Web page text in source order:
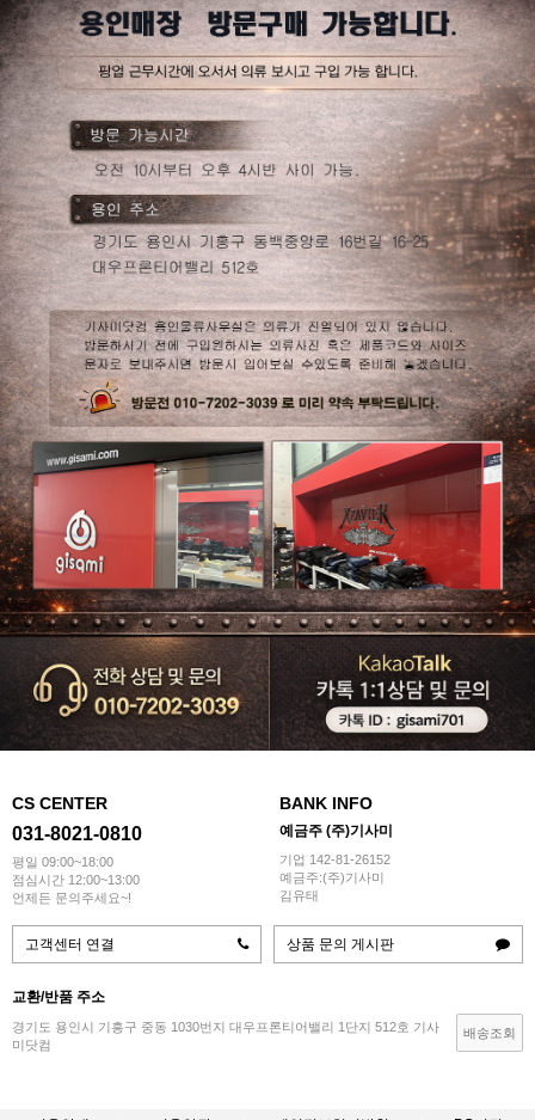
CS CENTER
031-8021-0810
평일 09:00~18:00
점심시간 12:00~13:00
언제든 문의주세요~!
BANK INFO
예금주 (주)기사미
기업 142-81-26152
예금주:(주)기사미
김유태
고객센터 연결 상품 문의 게시판
교환/반품 주소
경기도 용인시 기흥구 중동 1030번지 대우프론티어밸리 1단지 512호 기사
미닷컴
배송조회